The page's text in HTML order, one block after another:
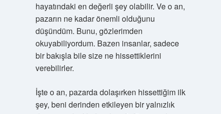
hayatındaki en değerli şey olabilir. Ve o an,
pazarın ne kadar önemli olduğunu
düşündüm. Bunu, gözlerimden
okuyabiliyordum. Bazen insanlar, sadece
bir bakışla bile size ne hissettiklerini
verebilirler.
İşte o an, pazarda dolaşırken hissettiğim ilk
şey, beni derinden etkileyen bir yalnızlık